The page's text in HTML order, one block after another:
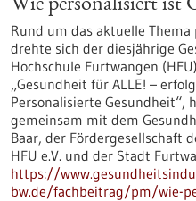
Wie personalisiert ist
Rund um das aktuelle
drehte sich der diesjährige
Hochschule Furtwangen
„Gesundheit für ALLE! –
Personalisierte Gesundheit“,
gemeinsam mit dem
Baar, der Fördergesellschaft
HFU e.V. und der Stadt
https://
bw.de/fachbeitrag/pm/wie-